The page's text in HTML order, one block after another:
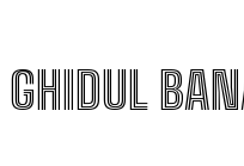
GHIDUL